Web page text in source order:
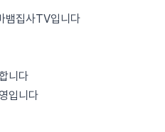
뱀집사TV입니다
니다
입니다